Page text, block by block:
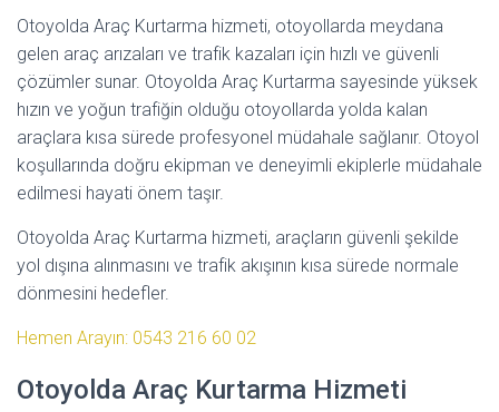
Otoyolda Araç Kurtarma hizmeti, otoyollarda meydana
gelen araç arızaları ve trafik kazaları için hızlı ve güvenli
çözümler sunar. Otoyolda Araç Kurtarma sayesinde yüksek
hızın ve yoğun trafiğin olduğu otoyollarda yolda kalan
araçlara kısa sürede profesyonel müdahale sağlanır. Otoyol
koşullarında doğru ekipman ve deneyimli ekiplerle müdahale
edilmesi hayati önem taşır.
Otoyolda Araç Kurtarma hizmeti, araçların güvenli şekilde
yol dışına alınmasını ve trafik akışının kısa sürede normale
dönmesini hedefler.
Hemen Arayın: 0543 216 60 02
Otoyolda Araç Kurtarma Hizmeti